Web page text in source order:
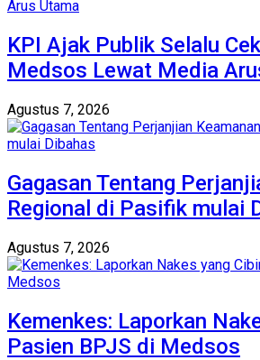
KPI Ajak Publik Selalu
Medsos Lewat Media
Agustus 7, 2026
Gagasan Tentang
Regional di Pasifik mulai
Agustus 7, 2026
Kemenkes: Laporkan
Pasien BPJS di Medsos